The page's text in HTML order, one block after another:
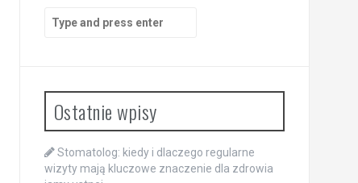
for:
Ostatnie wpisy
Stomatolog: kiedy i dlaczego regularne
wizyty mają kluczowe znaczenie dla zdrowia